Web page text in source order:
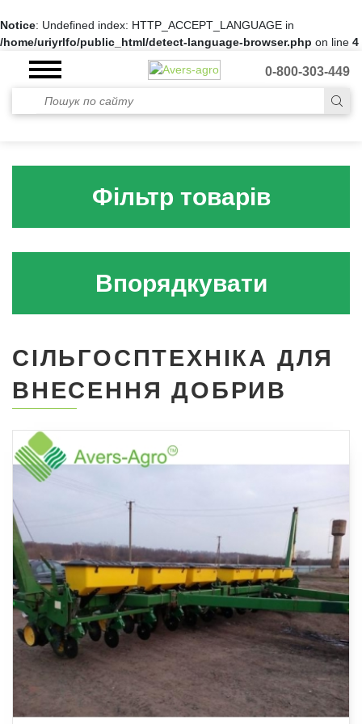
Notice: Undefined index: HTTP_ACCEPT_LANGUAGE in
/home/uriyrlfo/public_html/detect-language-browser.php on line 4
0-800-303-449
Фільтр товарів
Впорядкувати
СІЛЬГОСПТЕХНІКА ДЛЯ
ВНЕСЕННЯ ДОБРИВ